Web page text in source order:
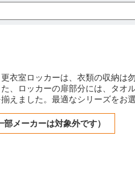
衣室ロッカーは、衣類の収納は
、ロッカーの扉部分には、タオ
えました。最適なシリーズをお選
メーカーは対象外です）